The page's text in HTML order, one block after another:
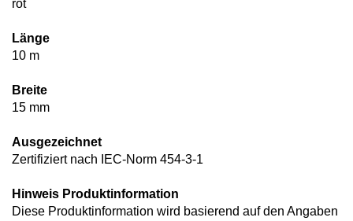
rot
Länge
10 m
Breite
15 mm
Ausgezeichnet
Zertifiziert nach IEC-Norm 454-3-1
Hinweis Produktinformation
Diese Produktinformation wird basierend auf den Angaben